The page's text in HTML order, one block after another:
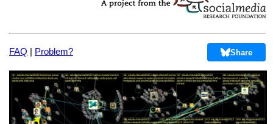
FAQ | Problem? Share